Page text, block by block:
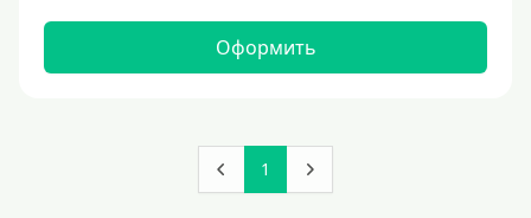
Оформить
1